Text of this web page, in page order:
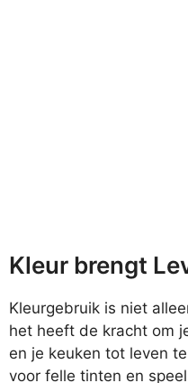
Kleur brengt
Kleurgebruik is niet
het heeft de kracht om
en je keuken tot leven
voor felle tinten en